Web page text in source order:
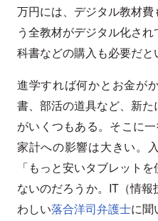
万円には、デジタル教材
う全教材がデジタル化さ
科書などの購入も必要だと
進学すれば何かとお金が
書、部活の道具など、新
がいくつもある。そこに
家計への影響は大きい。
「もっと安いタブレット
ないのだろうか。IT（情報
わしい落合洋司弁護士に聞